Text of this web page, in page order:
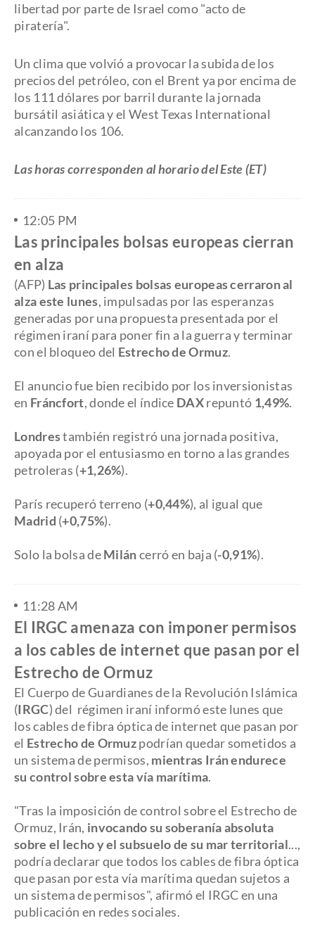
libertad por parte de Israel como "acto de
piratería".
Un clima que volvió a provocar la subida de los
precios del petróleo, con el Brent ya por encima de
los 111 dólares por barril durante la jornada
bursátil asiática y el West Texas International
alcanzando los 106.
Las horas corresponden al horario del Este (ET)
12:05 PM
Las principales bolsas europeas cierran
en alza
(AFP) Las principales bolsas europeas cerraron al
alza este lunes, impulsadas por las esperanzas
generadas por una propuesta presentada por el
régimen iraní para poner fin a la guerra y terminar
con el bloqueo del Estrecho de Ormuz.
​El anuncio fue bien recibido por los inversionistas
en Fráncfort, donde el índice DAXrepuntó 1,49%.
Londrestambién registró una jornada positiva,
apoyada por el entusiasmo en torno a las grandes
petroleras (+1,26%).
París recuperó terreno (+0,44%), al igual que
Madrid (+0,75%).
Solo la bolsa deMiláncerró en baja (-0,91%).
11:28 AM
El IRGC amenaza con imponer permisos
a los cables de internet que pasan por el
Estrecho de Ormuz
El Cuerpo de Guardianes de la Revolución Islámica
(IRGC) del régimen iraní informó este lunes que
los cables de fibra óptica de internet que pasan por
el Estrecho de Ormuzpodrían quedar sometidos a
un sistema de permisos, mientras Irán endurece
su control sobre esta vía marítima.
​"Tras la imposición de control sobre el Estrecho de
Ormuz, Irán, invocando su soberanía absoluta
sobre el lecho y el subsuelo de su mar territorial...,
podría declarar que todos los cables de fibra óptica
que pasan por esta vía marítima quedan sujetos a
un sistema de permisos", afirmó el IRGC en una
publicación en redes sociales.